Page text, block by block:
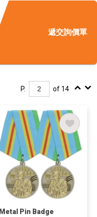
遞交詢價單
P. of 14
Metal Pin Badge